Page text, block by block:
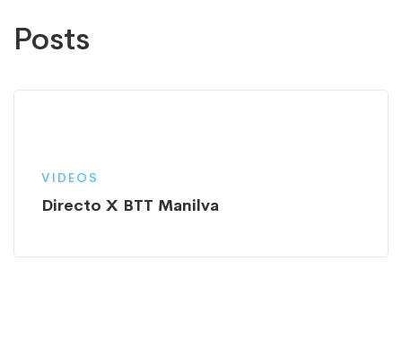
Posts
VIDEOS
Directo X BTT Manilva